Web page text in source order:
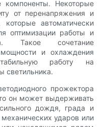
компоненты. Некоторые
от перенапряжения и
которые автоматически
оптимизации работы и
Такое сочетание
мощности и охлаждения
работу на
светильника.
прожектора
он может выдерживать
дождя, града и
ударов или